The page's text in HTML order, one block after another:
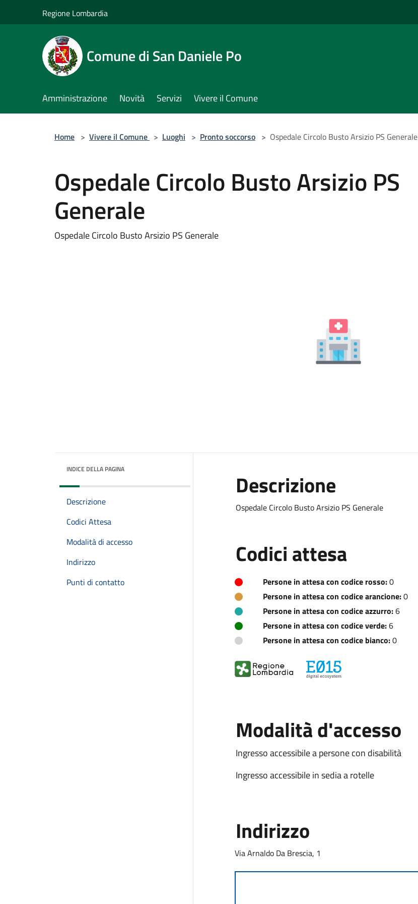
Regione Lombardia
Comune di San Daniele Po
Amministrazione Novità Servizi Vivere il Comune
Home > Vivere il Comune > Luoghi > Pronto soccorso > Ospedale Circolo Busto Arsizio PS Generale
Ospedale Circolo Busto Arsizio PS
Generale
Ospedale Circolo Busto Arsizio PS Generale
INDICE DELLA PAGINA
Descrizione
Codici Attesa
Modalità di accesso
Indirizzo
Punti di contatto
Descrizione
Ospedale Circolo Busto Arsizio PS Generale
Codici attesa
Persone in attesa con codice rosso:0
Persone in attesa con codice arancione:0
Persone in attesa con codice azzurro:6
Persone in attesa con codice verde:6
Persone in attesa con codice bianco:0
Modalità d'accesso
Ingresso accessibile a persone con disabilità
Ingresso accessibile in sedia a rotelle
Indirizzo
Via Arnaldo Da Brescia, 1